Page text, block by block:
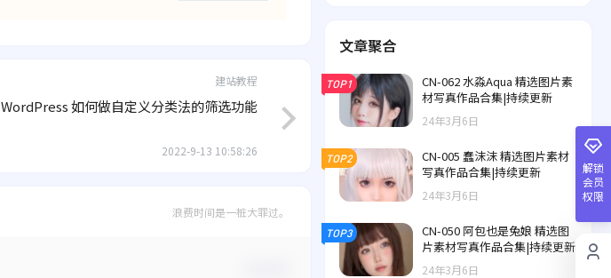
建站教程
WordPress 如何做自定义分类法的筛选功能
2022-9-13 10:58:26
浪费时间是一桩大罪过。
文章聚合
TOP1
CN-062 水淼Aqua 精选图片素
材写真作品合集|持续更新
24年3月6日
TOP2
CN-005 蠢沫沫 精选图片素材
写真作品合集|持续更新
24年3月6日
TOP3
CN-050 阿包也是兔娘 精选图
片素材写真作品合集|持续更新
24年3月6日
解锁
会员
权限